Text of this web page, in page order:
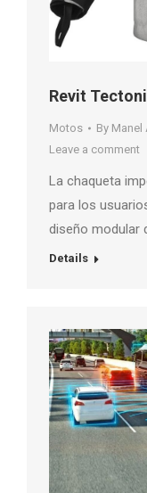
Revit
Motos By Manel
Leave a comment
La chaqueta
para los
diseño modular
Details